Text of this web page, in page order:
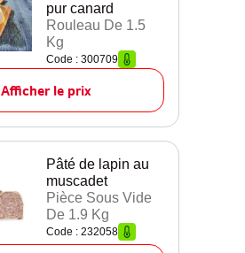
pur canard
Rouleau De 1.5
Kg
Code : 300709
Afficher le prix
Pâté de lapin au
muscadet
Pièce Sous Vide
De 1.9 Kg
Code : 232058